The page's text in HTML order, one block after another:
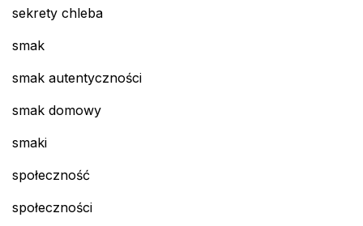
sekrety chleba
smak
smak autentyczności
smak domowy
smaki
społeczność
społeczności